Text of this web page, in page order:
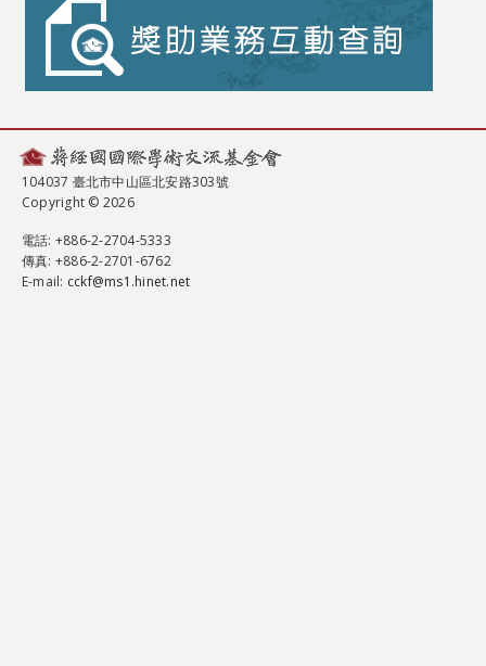
104037 臺北市中山區北安路303號
Copyright © 2026
電話: +886-2-2704-5333
傳真: +886-2-2701-6762
E-mail: cckf@ms1.hinet.net